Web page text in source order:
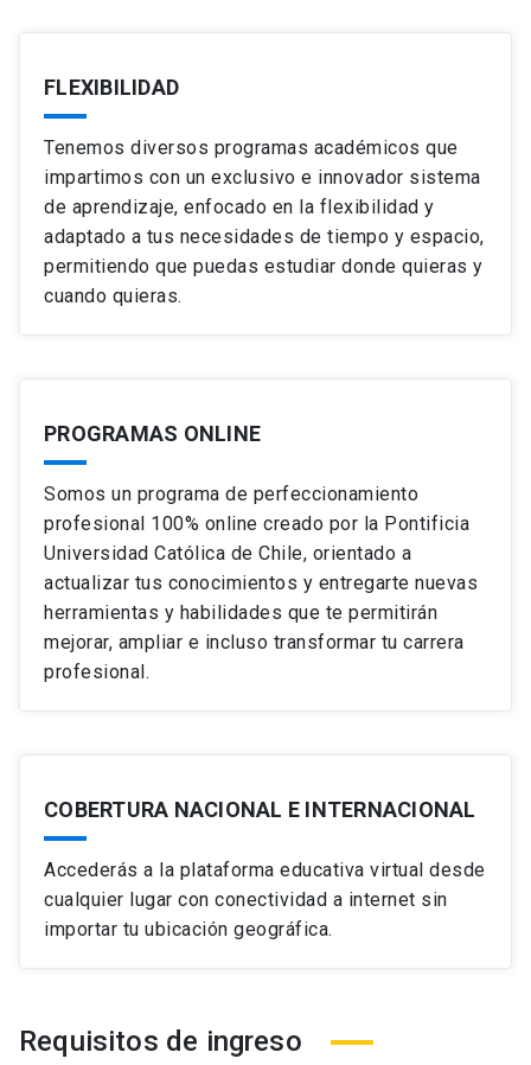
FLEXIBILIDAD
Tenemos diversos programas académicos que
impartimos con un exclusivo e innovador sistema
de aprendizaje, enfocado en la flexibilidad y
adaptado a tus necesidades de tiempo y espacio,
permitiendo que puedas estudiar donde quieras y
cuando quieras.
PROGRAMAS ONLINE
Somos un programa de perfeccionamiento
profesional 100% online creado por la Pontificia
Universidad Católica de Chile, orientado a
actualizar tus conocimientos y entregarte nuevas
herramientas y habilidades que te permitirán
mejorar, ampliar e incluso transformar tu carrera
profesional.
COBERTURA NACIONAL E INTERNACIONAL
Accederás a la plataforma educativa virtual desde
cualquier lugar con conectividad a internet sin
importar tu ubicación geográfica.
Requisitos de ingreso